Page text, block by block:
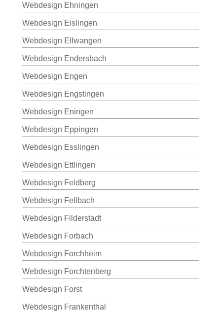
Webdesign Ehningen
Webdesign Eislingen
Webdesign Ellwangen
Webdesign Endersbach
Webdesign Engen
Webdesign Engstingen
Webdesign Eningen
Webdesign Eppingen
Webdesign Esslingen
Webdesign Ettlingen
Webdesign Feldberg
Webdesign Fellbach
Webdesign Filderstadt
Webdesign Forbach
Webdesign Forchheim
Webdesign Forchtenberg
Webdesign Forst
Webdesign Frankenthal